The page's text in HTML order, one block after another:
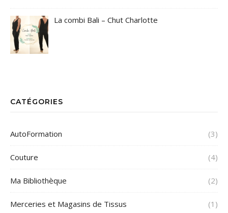
La combi Bali – Chut Charlotte
CATÉGORIES
AutoFormation (3)
Couture (4)
Ma Bibliothèque (2)
Merceries et Magasins de Tissus (1)